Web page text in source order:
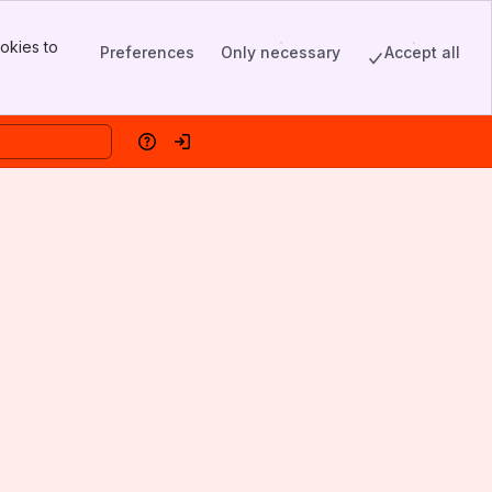
to
Preferences Only necessary Accept all
HelpLog in